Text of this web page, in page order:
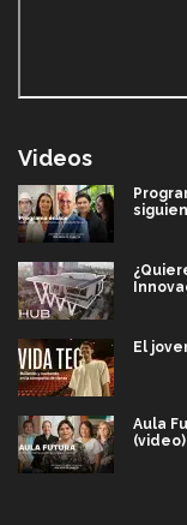
Videos
El
Aula
(video)